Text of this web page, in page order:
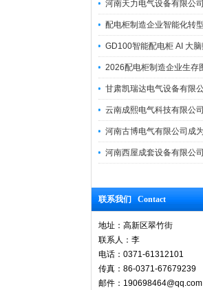
联系我们 Contact
地址：高新区翠竹街
联系人：李
电话：0371-61312101
传真：86-0371-67679239
邮件：190698464@qq.com